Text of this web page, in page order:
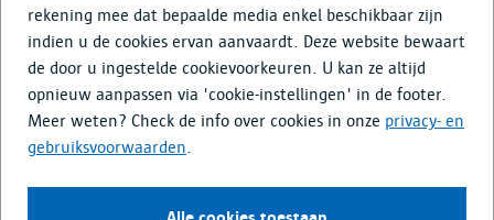
De uitvoering van de werken is ten vroegste gepland
vanaf 2026.
De aanvraag tot omgevingsvergunning is ingediend.
rekening mee dat bepaalde media enkel beschikbaar zijn
indien u de cookies ervan aanvaardt. Deze website bewaart
de door u ingestelde cookievoorkeuren. U kan ze altijd
opnieuw aanpassen via 'cookie-instellingen' in de footer.
Meer weten? Check de info over cookies in onze privacy- en
gebruiksvoorwaarden.